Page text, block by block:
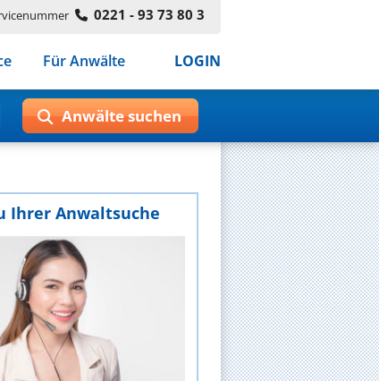
0221 - 93 73 80 3
Für Anwälte LOGIN
Ihrer Anwaltsuche